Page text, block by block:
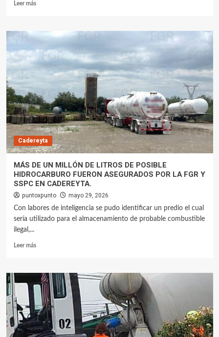
Leer más
Cadereyta
MÁS DE UN MILLÓN DE LITROS DE POSIBLE
HIDROCARBURO FUERON ASEGURADOS POR LA FGR Y
SSPC EN CADEREYTA.
puntoxpunto mayo 29, 2026
Con labores de inteligencia se pudo identificar un predio el cual
sería utilizado para el almacenamiento de probable combustible
ilegal,...
Leer más